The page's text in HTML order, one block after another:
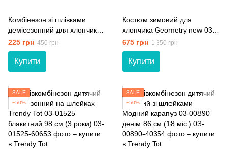
Комбінезон зі шлівками
демісезонний для хлопчика
03-00553 хакі 86 см (18 мiс.)
225 грн 450 грн
Купити
Костюм зимовий для
хлопчика Geometry new 03-
00603 ультрамарин 98 см (3
роки)
675 грн 1 350 грн
Купити
SALE
−50%
SALE
−50%